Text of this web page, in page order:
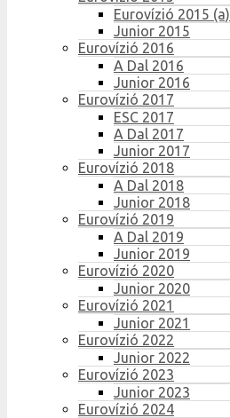
Eurovízió 2015 (a)
Junior 2015
Eurovízió 2016
A Dal 2016
Junior 2016
Eurovízió 2017
ESC 2017
A Dal 2017
Junior 2017
Eurovízió 2018
A Dal 2018
Junior 2018
Eurovízió 2019
A Dal 2019
Junior 2019
Eurovízió 2020
Junior 2020
Eurovízió 2021
Junior 2021
Eurovízió 2022
Junior 2022
Eurovízió 2023
Junior 2023
Eurovízió 2024